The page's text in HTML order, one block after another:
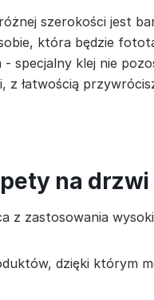
szerokości jest
która będzie
specjalny klej nie
z łatwością
na drzwi
z zastosowania
dzięki którym